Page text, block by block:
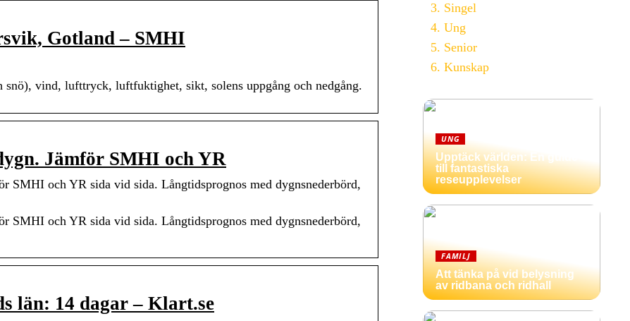
Gotland – SMHI
snö), vind, lufttryck, luftfuktighet, sikt, solens uppgång och nedgång.
Jämför SMHI och YR
SMHI och YR sida vid sida. Långtidsprognos med dygnsnederbörd,
SMHI och YR sida vid sida. Långtidsprognos med dygnsnederbörd,
län: 14 dagar – Klart.se
Singel
Ung
Senior
Kunskap
UNG
Upptäck världen: En guide
till fantastiska
reseupplevelser
FAMILJ
Att tänka på vid belysning
av ridbana och ridhall